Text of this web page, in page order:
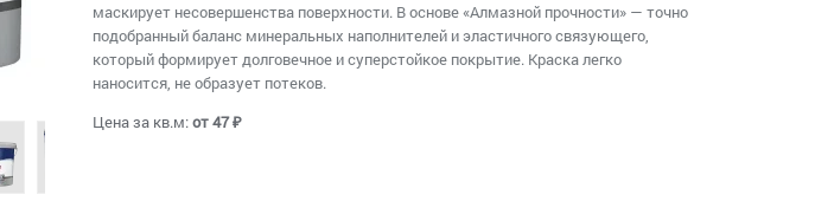
маскирует несовершенства поверхности. В основе «Алмазной прочности» — точно
подобранный баланс минеральных наполнителей и эластичного связующего,
который формирует долговечное и суперстойкое покрытие. Краска легко
наносится, не образует потеков.
Цена за кв.м:от 47 ₽